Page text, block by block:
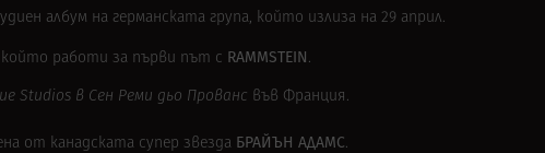
албум на германската група, който излиза на 29 април.
работи за първи път с RAMMSTEIN .
Studios в Сен Реми дьо Прованс във Франция.
от канадската супер звезда БРАЙЪН АДАМС.